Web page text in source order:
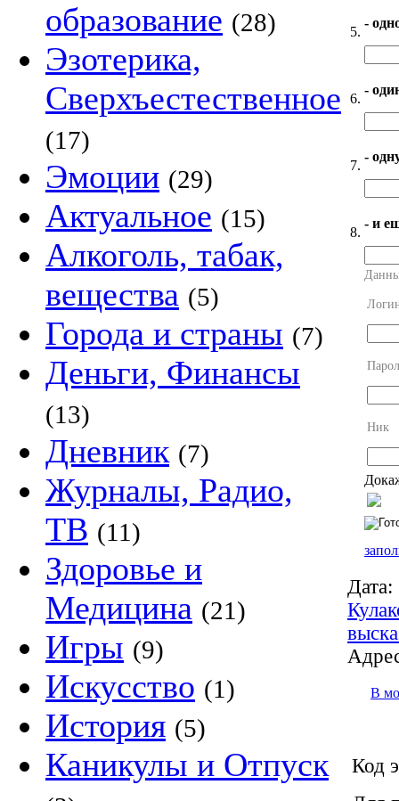
образование (28)
Эзотерика,
Сверхъестественное
(17)
Эмоции (29)
Актуальное (15)
Алкоголь, табак,
вещества (5)
Города и страны (7)
Деньги, Финансы
(13)
Дневник (7)
Журналы, Радио,
ТВ (11)
Здоровье и
Медицина (21)
Игры (9)
Искусство (1)
История (5)
Каникулы и Отпуск
5.
-
6.
-
7.
-
8.
- и
Ник
Дата:
В
Код